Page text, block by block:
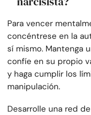
Para vencer
concéntrese en la
sí mismo. Mantenga
confíe en su propio
y haga cumplir los
manipulación.
Desarrolle una red